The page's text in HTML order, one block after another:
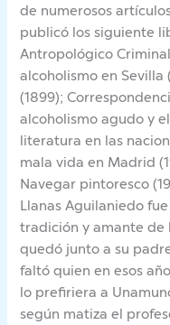
de numerosos
publicó los siguiente
Antropológico
alcoholismo en
(1899);
alcoholismo agudo y
literatura en las
mala vida en Madrid
Navegar pintoresco
Llanas Aguilaniedo
tradición y amante de
quedó junto a su
faltó quien en esos
lo prefiriera a
según matiza el